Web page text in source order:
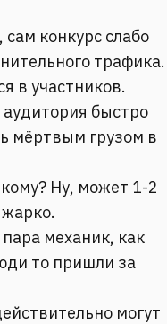
конкурс слабо
трафика.
в участников.
быстро
мёртвым грузом в
Ну, может 1-2
механик, как
то пришли за
могут